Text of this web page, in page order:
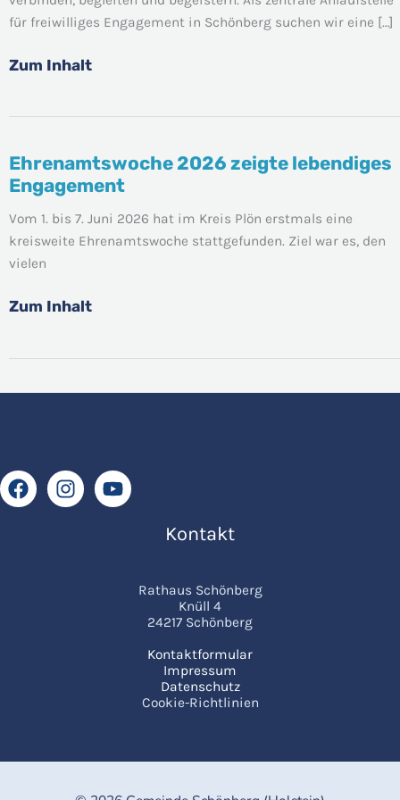
für freiwilliges Engagement in Schönberg suchen wir eine […]
Zum Inhalt
Ehrenamtswoche 2026 zeigte lebendiges
Engagement
Vom 1. bis 7. Juni 2026 hat im Kreis Plön erstmals eine
kreisweite Ehrenamtswoche stattgefunden. Ziel war es, den
vielen
Ehrenamtswoche
2026
lebendiges
Engagement
Zum Inhalt
Kontakt
Rathaus Schönberg
Knüll 4
24217 Schönberg
Kontaktformular
Impressum
Datenschutz
Cookie-Richtlinien